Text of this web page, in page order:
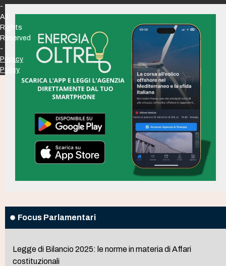
Focus Parlamentari
Legge di Bilancio 2025: le norme in materia di Affari
costituzionali
-
All
Rights
Reserved
-
Privacy
Policy